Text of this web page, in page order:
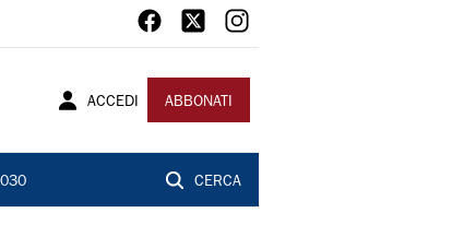
ACCEDI ABBONATI
CERCA